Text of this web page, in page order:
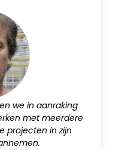
we in aanraking
met meerdere
projecten in zijn